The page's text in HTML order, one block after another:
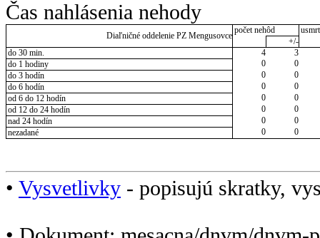
Čas nahlásenia nehody
Diaľničné oddelenie PZ Mengusovce
počet nehôd
+/-
do 30 min.
4
3
do 1 hodiny
0
0
do 3 hodín
0
0
do 6 hodín
0
0
od 6 do 12 hodín
0
0
od 12 do 24 hodín
0
0
nad 24 hodín
0
0
nezadané
0 0
• Vysvetlivky - popisujú skratky,